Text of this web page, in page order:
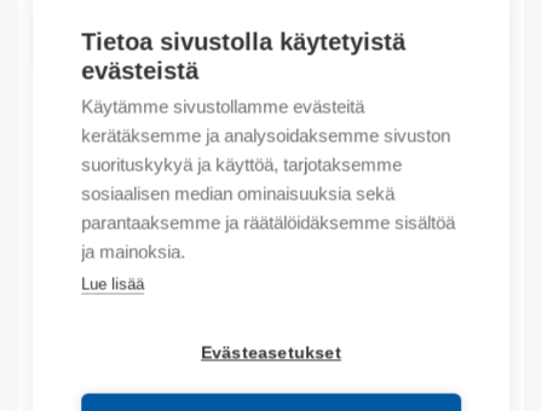
Tietoa sivustolla käytetyistä
evästeistä
Käytämme sivustollamme evästeitä
kerätäksemme ja analysoidaksemme sivuston
suorituskykyä ja käyttöä, tarjotaksemme
sosiaalisen median ominaisuuksia sekä
parantaaksemme ja räätälöidäksemme sisältöä
ja mainoksia.
Lue lisää
Evästeasetukset
LISÄÄ OSTOSKORIIN
Tuotekoodit
Tilauskoodi: 037664
Product order number: 37664
Valmistajan tuotenumero: 0 376 64
Sähkönumero: 1920136